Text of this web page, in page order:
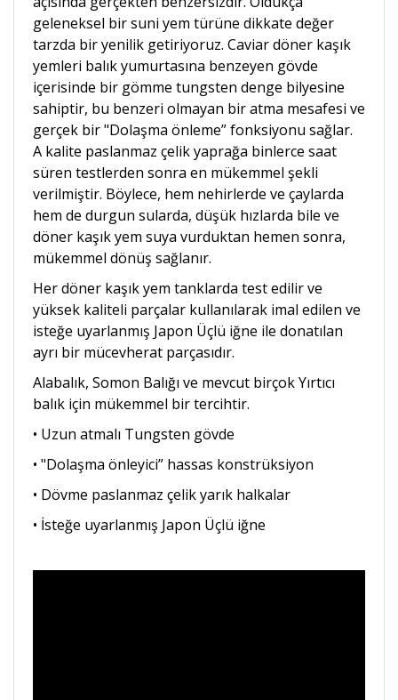
geleneksel bir suni yem türüne dikkate değer
tarzda bir yenilik getiriyoruz. Caviar döner kaşık
yemleri balık yumurtasına benzeyen gövde
içerisinde bir gömme tungsten denge bilyesine
sahiptir, bu benzeri olmayan bir atma mesafesi ve
gerçek bir "Dolaşma önleme” fonksiyonu sağlar.
A kalite paslanmaz çelik yaprağa binlerce saat
süren testlerden sonra en mükemmel şekli
verilmiştir. Böylece, hem nehirlerde ve çaylarda
hem de durgun sularda, düşük hızlarda bile ve
döner kaşık yem suya vurduktan hemen sonra,
mükemmel dönüş sağlanır.
Her döner kaşık yem tanklarda test edilir ve
yüksek kaliteli parçalar kullanılarak imal edilen ve
isteğe uyarlanmış Japon Üçlü iğne ile donatılan
ayrı bir mücevherat parçasıdır.
Alabalık, Somon Balığı ve mevcut birçok Yırtıcı
balık için mükemmel bir tercihtir.
• Uzun atmalı Tungsten gövde
• "Dolaşma önleyici” hassas konstrüksiyon
• Dövme paslanmaz çelik yarık halkalar
• İsteğe uyarlanmış Japon Üçlü iğne